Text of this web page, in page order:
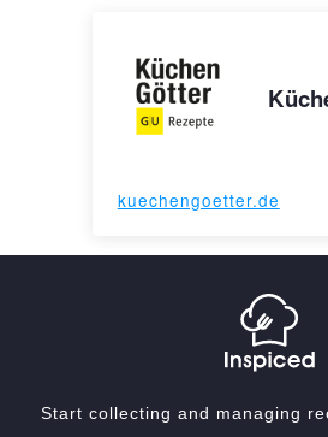
kuechengoetter.de
Start collecting and managing